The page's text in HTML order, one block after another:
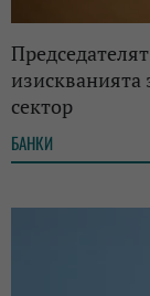
изискванията
сектор
БАНКИ